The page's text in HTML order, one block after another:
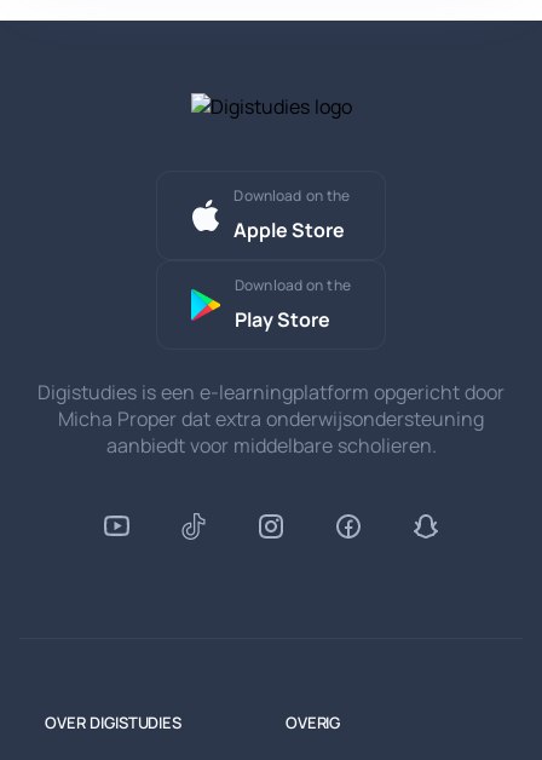
Download on the
Apple Store
Download on the
Play Store
Digistudies is een e-learningplatform opgericht door
Micha Proper dat extra onderwijsondersteuning
aanbiedt voor middelbare scholieren.
OVER DIGISTUDIES OVERIG